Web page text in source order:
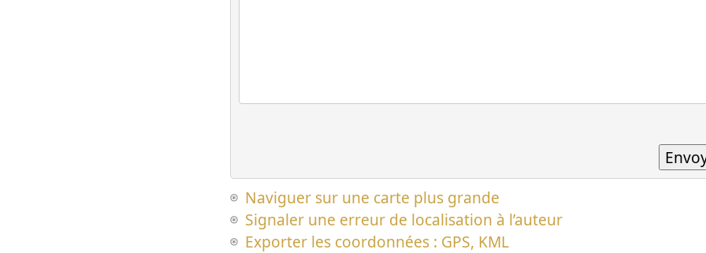
Naviguer sur une carte plus grande
Signaler une erreur de localisation à l’auteur
Exporter les coordonnées : GPS, KML